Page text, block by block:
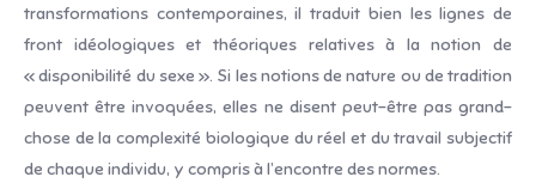
transformations contemporaines, il traduit bien les lignes de
front idéologiques et théoriques relatives à la notion de
« disponibilité du sexe ». Si les notions de nature ou de tradition
peuvent être invoquées, elles ne disent peut-être pas grand-
chose de la complexité biologique du réel et du travail subjectif
de chaque individu, y compris à l’encontre des normes.